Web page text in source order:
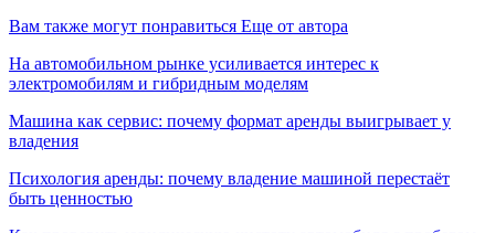
Вам также могут понравиться Еще от автора
На автомобильном рынке усиливается интерес к
электромобилям и гибридным моделям
Машина как сервис: почему формат аренды выигрывает у
владения
Психология аренды: почему владение машиной перестаёт
быть ценностью